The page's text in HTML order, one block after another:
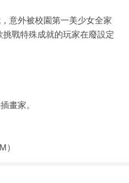
意外被校園第一美少女全家
戰特殊成就的玩家在廢設定
畫家。
）